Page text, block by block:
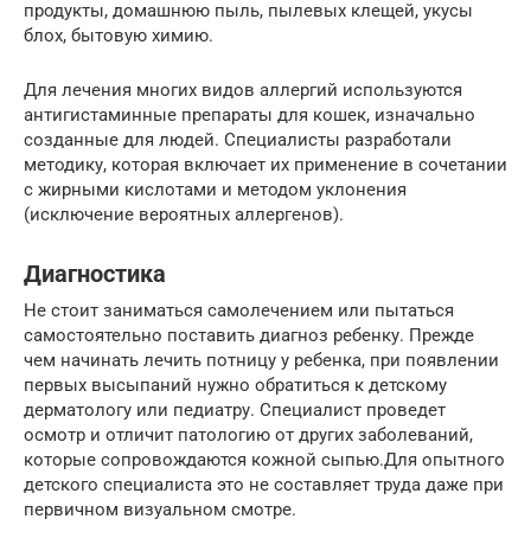
продукты, домашнюю пыль, пылевых клещей, укусы
блох, бытовую химию.
Для лечения многих видов аллергий используются
антигистаминные препараты для кошек, изначально
созданные для людей. Специалисты разработали
методику, которая включает их применение в сочетании
с жирными кислотами и методом уклонения
(исключение вероятных аллергенов).
Диагностика
Не стоит заниматься самолечением или пытаться
самостоятельно поставить диагноз ребенку. Прежде
чем начинать лечить потницу у ребенка, при появлении
первых высыпаний нужно обратиться к детскому
дерматологу или педиатру. Специалист проведет
осмотр и отличит патологию от других заболеваний,
которые сопровождаются кожной сыпью.Для опытного
детского специалиста это не составляет труда даже при
первичном визуальном смотре.